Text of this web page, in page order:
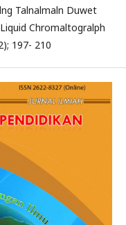
Talnalmaln Duwet
Chromaltogralph
197- 210